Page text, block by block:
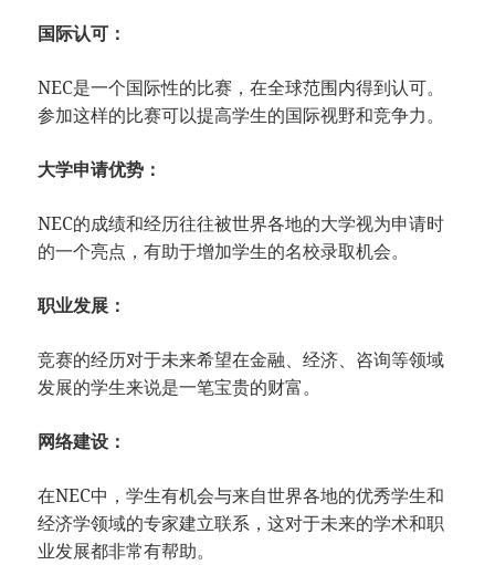
国际认可：
NEC是一个国际性的比赛，在全球范围内得到认可。
参加这样的比赛可以提高学生的国际视野和竞争力。
大学申请优势：
NEC的成绩和经历往往被世界各地的大学视为申请时
的一个亮点，有助于增加学生的名校录取机会。
职业发展：
竞赛的经历对于未来希望在金融、经济、咨询等领域
发展的学生来说是一笔宝贵的财富。
网络建设：
在NEC中，学生有机会与来自世界各地的优秀学生和
经济学领域的专家建立联系，这对于未来的学术和职
业发展都非常有帮助。